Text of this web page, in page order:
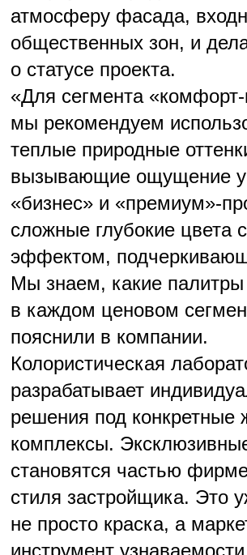
ЭКОЛОГИЧНОСТЬ КАК
СТАНДАРТ, А НЕ ТРЕНД
Современные покупатели стали
требовательнее, их волнует не только
эстетика, но и безопасность материалов.
Продукция Palizh сертифицирована
по российским и международным
нормам, не выделяет токсичных веществ
и подходит для детских учреждений,
школ, медицинских объектов.
«Экологичность перестала быть
„опцией“. Это базовое ожидание,
особенно в премиальном
и комфорт-сегменте. Для
застройщика наличие
сертификатов — это защита
от претензий и конкурентное
не просто краска, а маркетинговый
инструмент узнаваемости бренда.